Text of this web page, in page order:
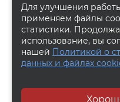
Москва,
+7
Заказать
Для улучшения
применяем файлы
статистики.
использование, вы
нашей Политикой о
данных и файлах